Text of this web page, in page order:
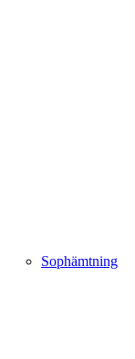
Sophämtning